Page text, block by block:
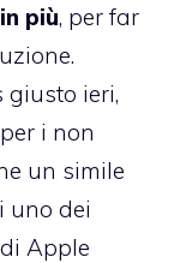
più, per far
giusto ieri,
i non
un simile
uno dei
Apple